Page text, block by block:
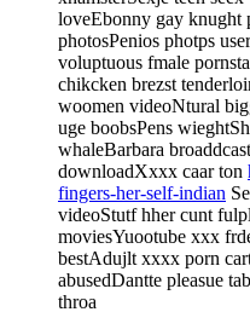
loveEbonny gay knught
photosPenios photps
voluptuous fmale
chikcken brezst
woomen videoNtural
uge boobsPens
whaleBarbara
downloadXxxx caar ton
fingers-her-self-indian
videoStutf hher cunt
moviesYuootube xxx
bestAdujlt xxxx porn
abusedDantte pleasue
throa